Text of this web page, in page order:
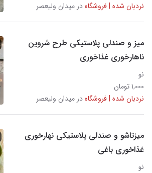
نردبان شده | فروشگاهدر میدان ولیعصر
میز و صندلی پلاستیکی طرح شروین
ناهارخوری غذاخوری
نو
۱,۰۰۰ تومان
نردبان شده | فروشگاهدر میدان ولیعصر
میزتاشو و صندلی پلاستیکی نهارخوری
غذاخوری باغی
نو